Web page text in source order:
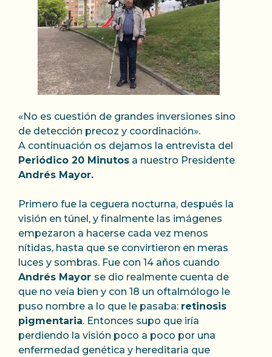
«No es cuestión de grandes inversiones sino
de detección precoz y coordinación».
A continuación os dejamos la entrevista del
Periódico 20 Minutos a nuestro Presidente
Andrés Mayor.
Primero fue la ceguera nocturna, después la
visión en túnel, y finalmente las imágenes
empezaron a hacerse cada vez menos
nítidas, hasta que se convirtieron en meras
luces y sombras. Fue con 14 años cuando
Andrés Mayor se dio realmente cuenta de
que no veía bien y con 18 un oftalmólogo le
puso nombre a lo que le pasaba: retinosis
pigmentaria. Entonces supo que iría
perdiendo la visión poco a poco por una
enfermedad genética y hereditaria que